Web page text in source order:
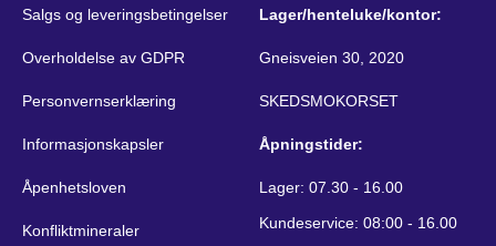
Salgs og leveringsbetingelser
Overholdelse av GDPR
Personvernserklæring
Informasjonskapsler
Åpenhetsloven
Konfliktmineraler
Lager/henteluke/kontor:
Gneisveien 30, 2020
SKEDSMOKORSET
Åpningstider:
Lager: 07.30 - 16.00
Kundeservice: 08:00 - 16.00